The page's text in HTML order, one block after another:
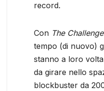
record.
Con The Challenge
tempo (di nuovo)
stanno a loro
da girare nello
blockbuster da